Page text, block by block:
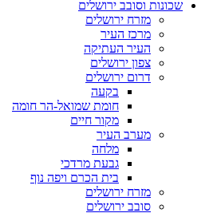
שכונות וסובב ירושלים
מזרח ירושלים
מרכז העיר
העיר העתיקה
צפון ירושלים
דרום ירושלים
בקעה
חומת שמואל-הר חומה
מקור חיים
מערב העיר
מלחה
גבעת מרדכי
בית הכרם ויפה נוף
מזרח ירושלים
סובב ירושלים